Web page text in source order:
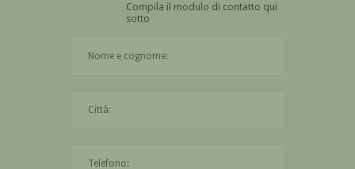
Compila il modulo di contatto qui
sotto